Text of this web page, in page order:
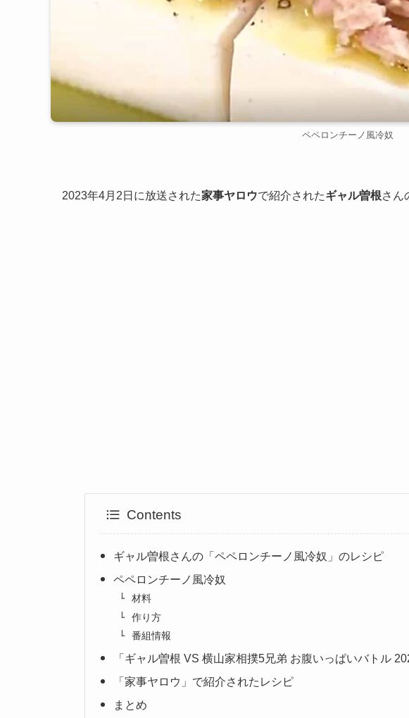
ペペロンチーノ風冷奴
2023年4月2日に放送された家事ヤロウで紹介されたギャル曽根さん
Contents
ギャル曽根さんの「ペペロンチーノ風冷奴」のレシピ
ペペロンチーノ風冷奴
材料
作り方
番組情報
「ギャル曽根 VS 横山家相撲5兄弟 お腹いっぱいバトル
「家事ヤロウ」で紹介されたレシピ
まとめ